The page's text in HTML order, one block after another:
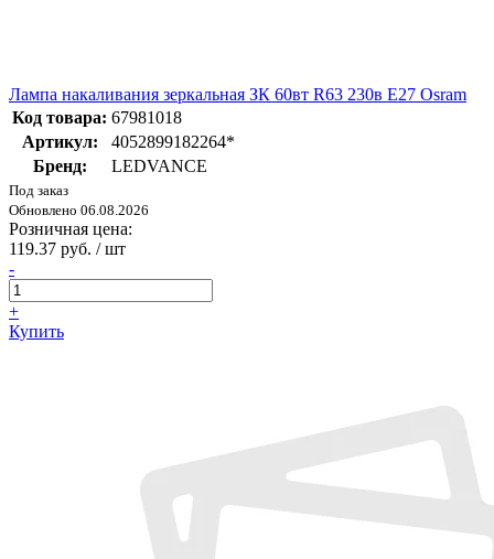
Лампа накаливания зеркальная ЗК 60вт R63 230в E27 Osram
Код товара: 67981018
Артикул:
4052899182264*
Бренд:
LEDVANCE
Под заказ
Обновлено 06.08.2026
Розничная цена:
119.37 руб. / шт
-
+
Купить